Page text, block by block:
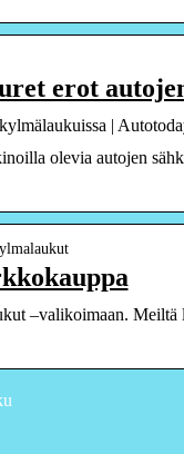
erot
|
olevia autojen
–valikoimaan. Meiltä